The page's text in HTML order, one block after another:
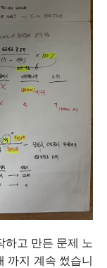
하고 만든 문제 노
까지 계속 썼습니